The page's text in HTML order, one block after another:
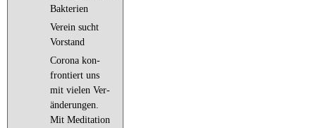
Bakterien
Verein sucht
Vorstand
Corona kon­
fron­tiert uns
mit vielen Ver­
än­de­run­gen.
Mit Meditation